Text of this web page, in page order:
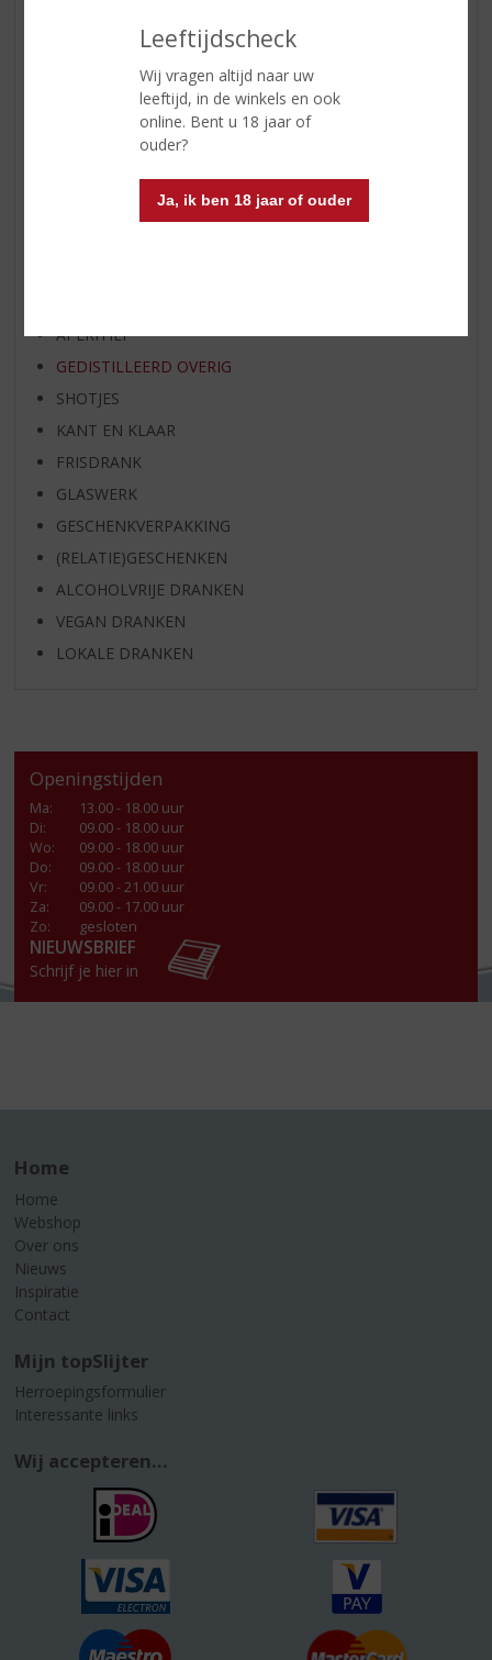
Leeftijdscheck
Wij vragen altijd naar uw
leeftijd, in de winkels en ook
online. Bent u 18 jaar of
ouder?
Ja, ik ben 18 jaar of ouder
WIJN VAN DE MAAND
WHISKY VAN DE MAAND
RUM VAN DE MAAND
BIER VAN DE MAAND
SPIRIT VAN DE MAAND
EXCLUSIEF TOPSLIJTER
APERITIEF
GEDISTILLEERD OVERIG
SHOTJES
KANT EN KLAAR
FRISDRANK
GLASWERK
GESCHENKVERPAKKING
(RELATIE)GESCHENKEN
ALCOHOLVRIJE DRANKEN
VEGAN DRANKEN
LOKALE DRANKEN
Openingstijden
Ma:
13.00 - 18.00 uur
Di:
09.00 - 18.00 uur
Wo:
09.00 - 18.00 uur
Do:
09.00 - 18.00 uur
Vr:
09.00 - 21.00 uur
Za:
09.00 - 17.00 uur
Zo:
gesloten
NIEUWSBRIEF
Schrijf je hier in
Home
Home
Webshop
Over ons
Nieuws
Inspiratie
Contact
Mijn topSlijter
Herroepingsformulier
Interessante links
Wij accepteren...